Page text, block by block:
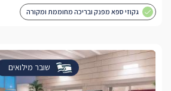
גקוזי ספא מפנק ובריכה מחוממת ומקורה
שובר מילואים